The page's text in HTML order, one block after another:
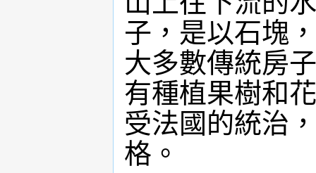
子，是以石塊
大多數傳統房
有種植果樹和
受法國的統治
格。